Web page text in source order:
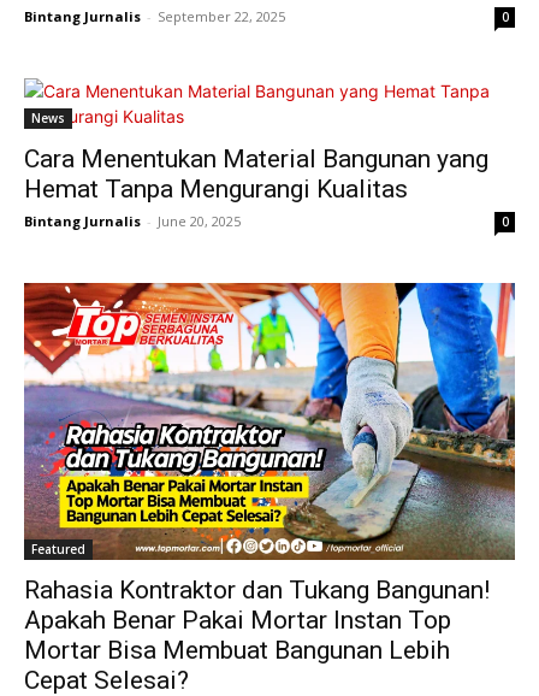
Bintang Jurnalis - September 22, 2025 0
News
Cara Menentukan Material Bangunan yang
Hemat Tanpa Mengurangi Kualitas
Bintang Jurnalis - June 20, 2025 0
Featured
Rahasia Kontraktor dan Tukang Bangunan!
Apakah Benar Pakai Mortar Instan Top
Mortar Bisa Membuat Bangunan Lebih
Cepat Selesai?